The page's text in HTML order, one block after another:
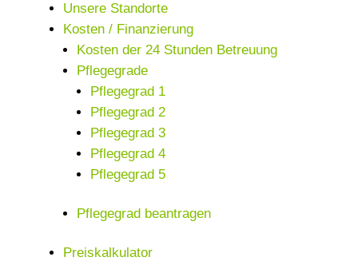
Unsere Standorte
Kosten / Finanzierung
Kosten der 24 Stunden Betreuung
Pflegegrade
Pflegegrad 1
Pflegegrad 2
Pflegegrad 3
Pflegegrad 4
Pflegegrad 5
Pflegegrad beantragen
Preiskalkulator